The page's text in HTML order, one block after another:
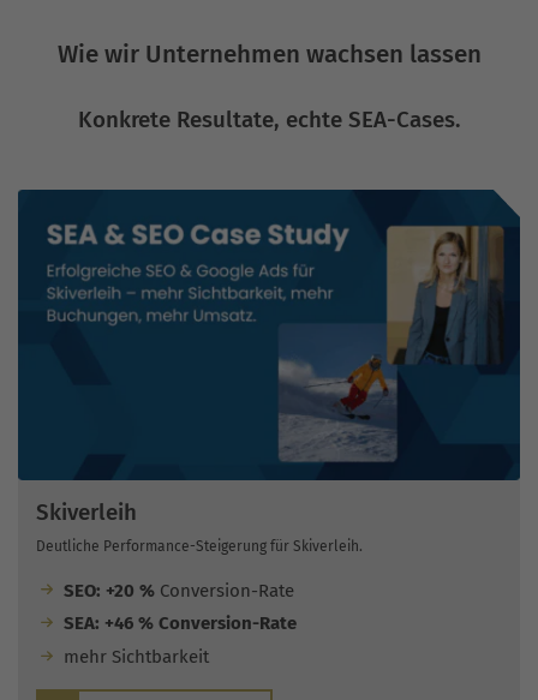
Wie wir Unternehmen wachsen lassen
Konkrete Resultate, echte SEA-Cases.
Skiverleih
Deutliche Performance-Steigerung für Skiverleih.
SEO: +20 % Conversion-Rate
SEA: +46 % Conversion-Rate
mehr Sichtbarkeit